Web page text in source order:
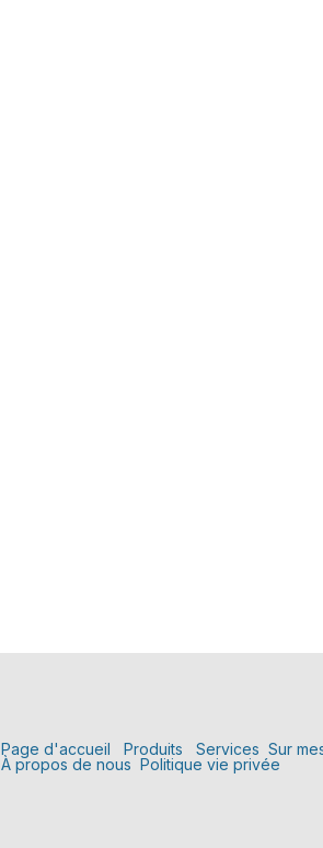
Page d'accueil Produits Services Sur
À propos de nous Politique vie privée